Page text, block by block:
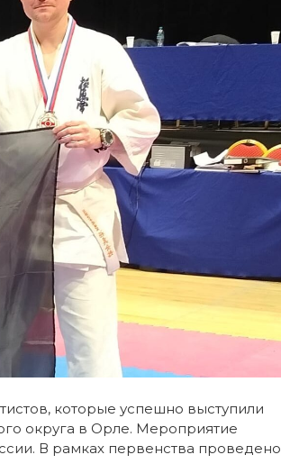
которые успешно выступили
округа в Орле. Мероприятие
В рамках первенства проведено